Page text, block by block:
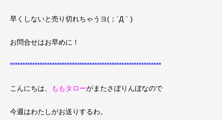
早くしないと売り切れちゃうヨ(；´Д｀)
お問合せはお早めに！
*************************************************************
こんにちは、 ももタローがまたさぼりんぼなので
今週はわたしがお送りするわ。